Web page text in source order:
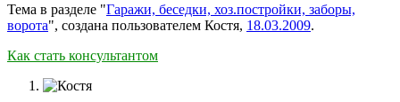
Тема в разделе "Гаражи, беседки, хоз.постройки, заборы,
ворота", создана пользователем Костя, 18.03.2009.
Как стать консультантом